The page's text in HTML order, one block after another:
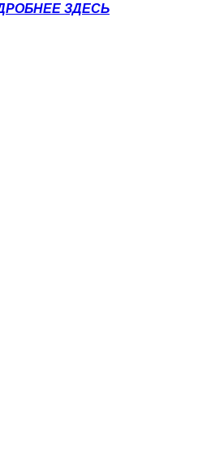
ЗДЕСЬ